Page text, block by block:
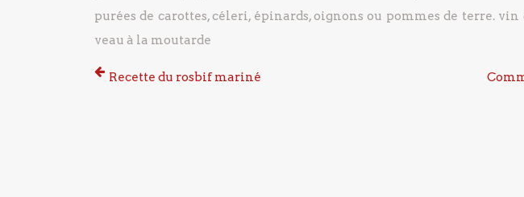
purées de carottes, céleri, épinards, oignons ou pommes de terre.vin
veau à la moutarde
Recette du rosbif mariné